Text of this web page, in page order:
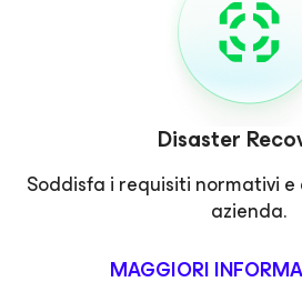
Disaster
Soddisfa i requisiti normativi
azienda.
MAGGIORI